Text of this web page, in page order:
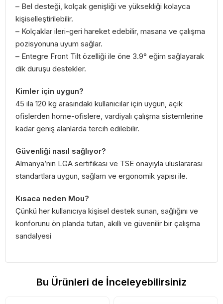
– Bel desteği, kolçak genişliği ve yüksekliği kolayca
kişiselleştirilebilir.
– Kolçaklar ileri-geri hareket edebilir, masana ve çalışma
pozisyonuna uyum sağlar.
– Entegre Front Tilt özelliği ile öne 3.9° eğim sağlayarak
dik duruşu destekler.
Kimler için uygun?
45 ila 120 kg arasındaki kullanıcılar için uygun, açık
ofislerden home-ofislere, vardiyalı çalışma sistemlerine
kadar geniş alanlarda tercih edilebilir.
Güvenliği nasıl sağlıyor?
Almanya’nın LGA sertifikası ve TSE onayıyla uluslararası
standartlara uygun, sağlam ve ergonomik yapısı ile.
Kısaca neden Mou?
Çünkü her kullanıcıya kişisel destek sunan, sağlığını ve
konforunu ön planda tutan, akıllı ve güvenilir bir çalışma
sandalyesi
Bu Ürünleri de İnceleyebilirsiniz